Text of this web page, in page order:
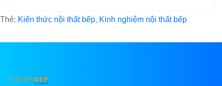
Thẻ: Kiến thức nội thất bếp, Kinh nghiệm nội thất bếp